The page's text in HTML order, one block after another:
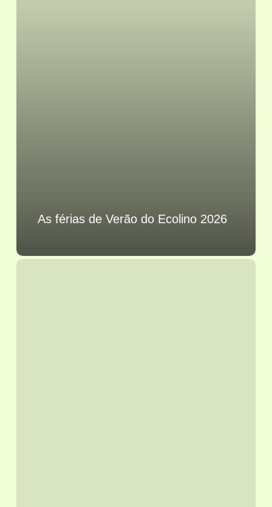
As férias de Verão do Ecolino 2026